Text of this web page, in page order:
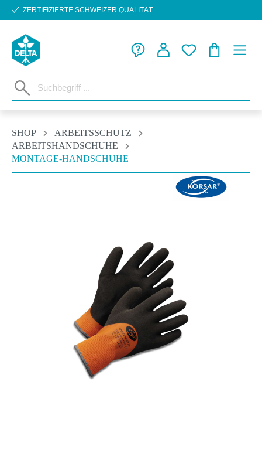
Zum Hauptinhalt springen
ZERTIFIZIERTE SCHWEIZER QUALITÄT
SHOP
ARBEITSSCHUTZ
ARBEITSHANDSCHUHE
MONTAGE-HANDSCHUHE